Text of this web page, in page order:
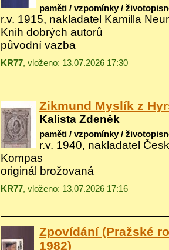
paměti / vzpomínky /
r.v. 1915, nakladatel Kamilla
Knih dobrých autorů
původní vazba
KR77, vloženo: 13.07.2026 17:30
Zikmund Myslík z
Kalista Zdeněk
paměti / vzpomínky /
r.v. 1940, nakladatel
Kompas
originál brožovaná
KR77, vloženo: 13.07.2026 17:16
Zpovídání (Pražské
1982)